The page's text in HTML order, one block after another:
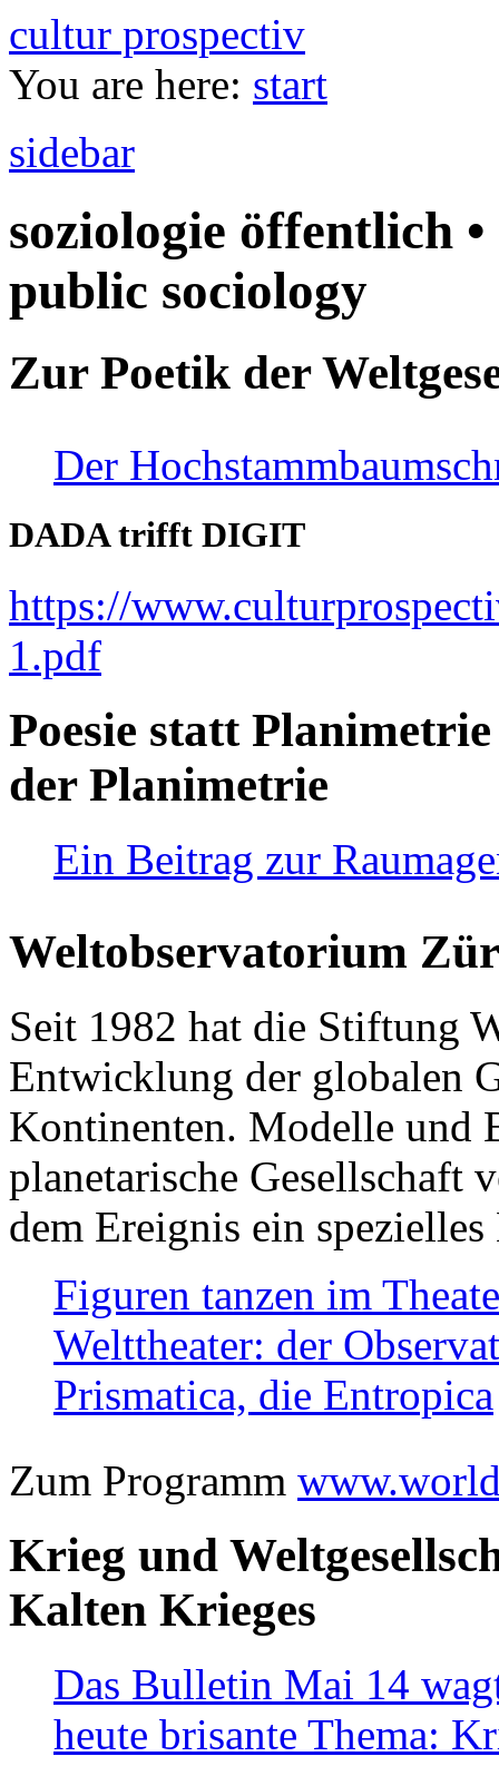
cultur prospectiv
You are here: start
sidebar
soziologie öffentlich
public sociology
Zur Poetik der
Der
DADA trifft DIGIT
https://
1.pdf
Poesie statt
der Planimetrie
Ein Beitrag zur
Weltobservatorium
Seit 1982 hat die Stiftung
Entwicklung der globalen
Kontinenten. Modelle und
planetarische Gesellschaft
dem Ereignis ein
Figuren tanzen im
Welttheater: der
Prismatica, die Entropica
Zum Programm
Krieg und
Kalten Krieges
Das Bulletin Mai 14
heute brisante Thema: